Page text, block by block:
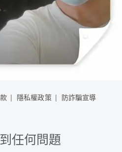
隱私權政策 防詐騙宣導
任何問題